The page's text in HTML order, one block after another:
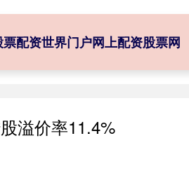
票配资世界门户网上配资股票网
溢价率11.4%